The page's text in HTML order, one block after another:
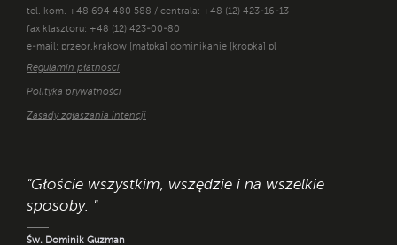
tel. kom. +48 694 480 588 / centrala: +48 (12) 423-16-13
fax klasztoru: +48 (12) 423-00-80
e-mail: przeor.krakow [małpka] dominikanie [kropka] pl
Regulamin płatności
Polityka prywatności
Zasady zgłaszania intencji
"Głoście wszystkim, wszędzie i na wszelkie
sposoby. "
Św. Dominik Guzman